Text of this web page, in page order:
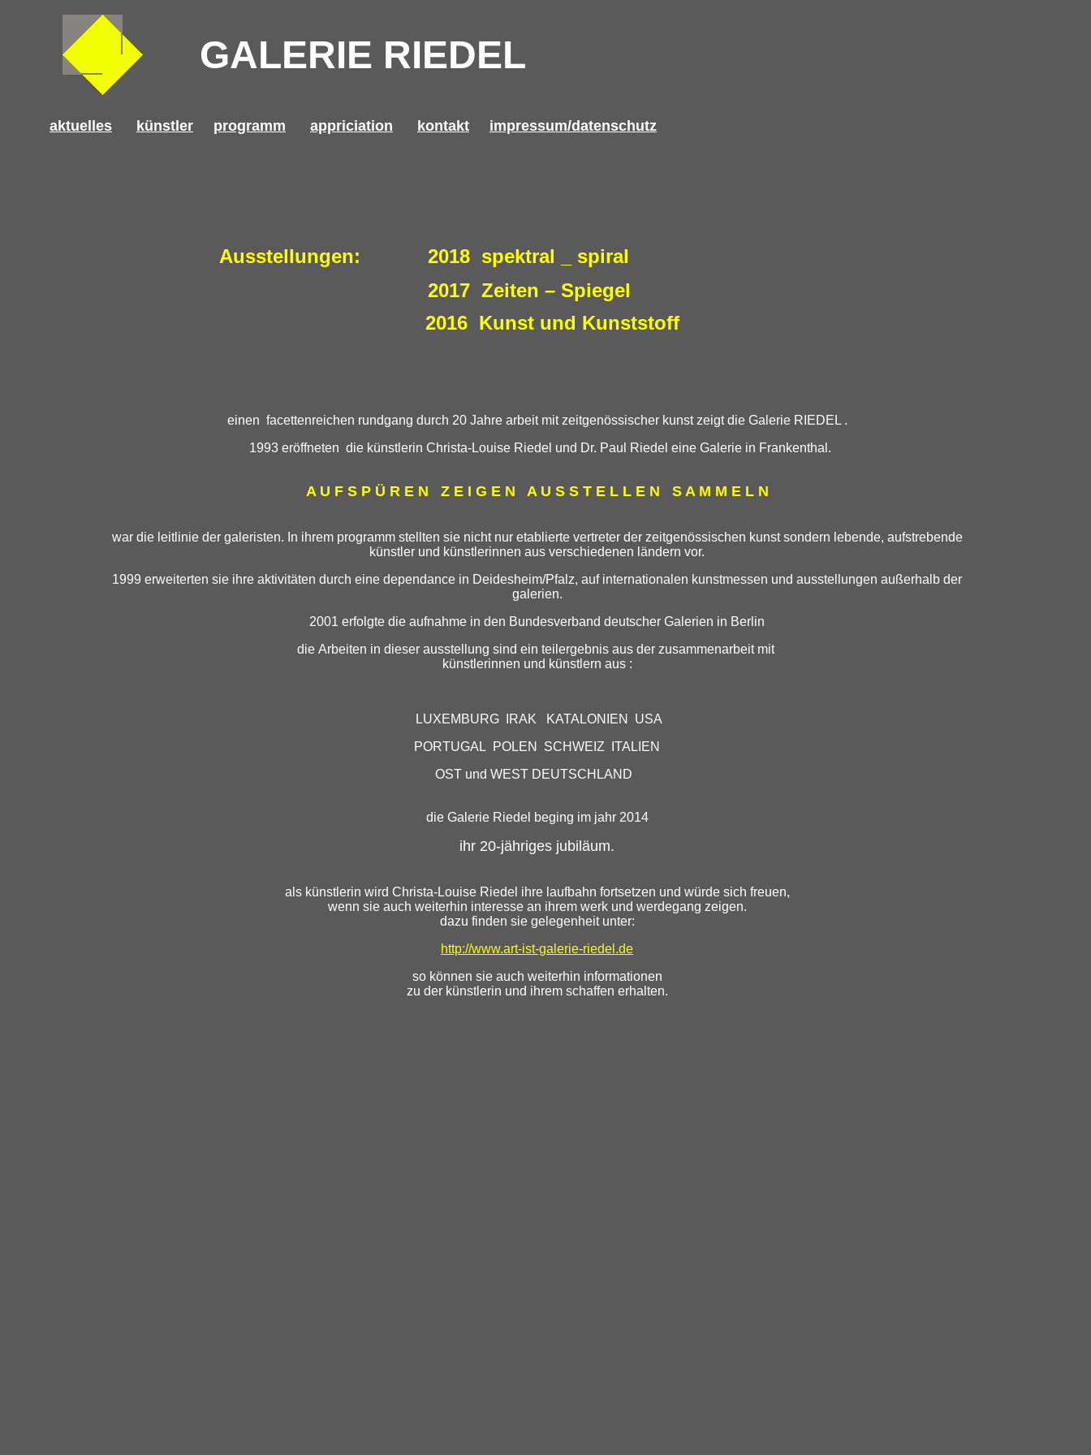
GALERIE RIEDEL
aktuelles künstler programm appriciation kontakt impressum/datenschutz
Ausstellungen: 2018 spektral _ spiral
2017 Zeiten – Spiegel
2016 Kunst und Kunststoff
einen facettenreichen rundgang durch 20 Jahre arbeit mit zeitgenössischer kunst zeigt die Galerie RIEDEL .
1993 eröffneten die künstlerin Christa-Louise Riedel und Dr. Paul Riedel eine Galerie in Frankenthal.
A U F S P Ü R E N Z E I G E N A U S S T E L L E N S A M M E L N
war die leitlinie der galeristen. In ihrem programm stellten sie nicht nur etablierte vertreter der zeitgenössischen kunst sondern lebende, aufstrebende
künstler und künstlerinnen aus verschiedenen ländern vor.
1999 erweiterten sie ihre aktivitäten durch eine dependance in Deidesheim/Pfalz, auf internationalen kunstmessen und ausstellungen außerhalb der
galerien.
2001 erfolgte die aufnahme in den Bundesverband deutscher Galerien in Berlin
die Arbeiten in dieser ausstellung sind ein teilergebnis aus der zusammenarbeit mit
künstlerinnen und künstlern aus :
LUXEMBURG IRAK KATALONIEN USA
PORTUGAL POLEN SCHWEIZ ITALIEN
OST und WEST DEUTSCHLAND
die Galerie Riedel beging im jahr 2014
ihr 20-jähriges jubiläum.
als künstlerin wird Christa-Louise Riedel ihre laufbahn fortsetzen und würde sich freuen,
wenn sie auch weiterhin interesse an ihrem werk und werdegang zeigen.
dazu finden sie gelegenheit unter:
http://www.art-ist-galerie-riedel.de
so können sie auch weiterhin informationen
zu der künstlerin und ihrem schaffen erhalten.